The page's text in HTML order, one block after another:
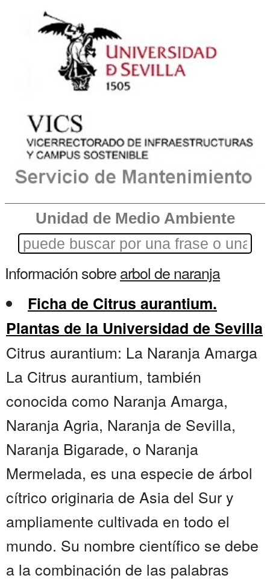
Unidad de Medio Ambiente
Información sobrearbol de naranja
Ficha de Citrus aurantium.
Plantas de la Universidad de Sevilla
Citrus aurantium: La Naranja Amarga
La Citrus aurantium, también
conocida como Naranja Amarga,
Naranja Agria, Naranja de Sevilla,
Naranja Bigarade, o Naranja
Mermelada, es una especie de árbol
cítrico originaria de Asia del Sur y
ampliamente cultivada en todo el
mundo. Su nombre científico se debe
a la combinación de las palabras